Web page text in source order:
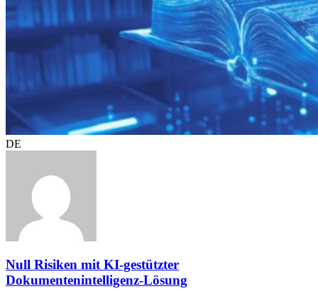
DE
Null Risiken mit KI-gestützter
Dokumentenintelligenz-Lösung